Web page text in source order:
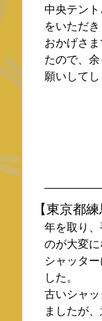
中央テン
をいただき
おかげさ
たので、
願いしてし
【東京都練
年を取り
のが大変
シャッタ
した。
古いシャ
ましたが